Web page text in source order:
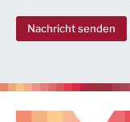
Nachricht senden